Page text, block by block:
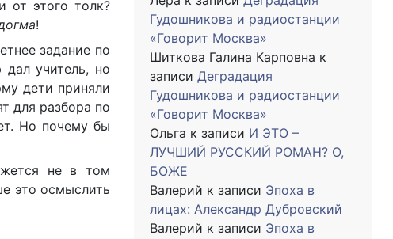
от этого толк?
!
задание по
учитель, но
дети приняли
для разбора по
Но почему бы
не в том
это осмыслить
Гудошникова и радиостанции
«Говорит Москва»
Шиткова Галина Карповна к
записи Деградация
Гудошникова и радиостанции
«Говорит Москва»
Ольга к записи И ЭТО –
ЛУЧШИЙ РУССКИЙ РОМАН? О,
БОЖЕ
Валерий к записи Эпоха в
лицах: Александр Дубровский
Валерий к записи Эпоха в